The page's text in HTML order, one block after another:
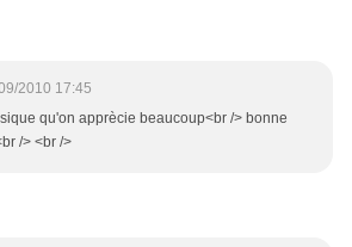
2010 17:45
qu'on apprècie beaucoup<br /> bonne
/> <br />